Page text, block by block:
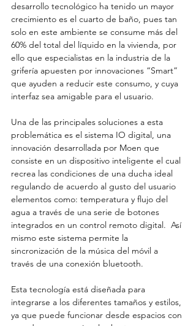
desarrollo tecnológico ha tenido un mayor
crecimiento es el cuarto de baño, pues tan
solo en este ambiente se consume más del
60% del total del líquido en la vivienda, por
ello que especialistas en la industria de la
grifería apuesten por innovaciones “Smart”
que ayuden a reducir este consumo, y cuya
interfaz sea amigable para el usuario.
Una de las principales soluciones a esta
problemática es el sistema IO digital, una
innovación desarrollada por Moen que
consiste en un dispositivo inteligente el cual
recrea las condiciones de una ducha ideal
regulando de acuerdo al gusto del usuario
elementos como: temperatura y flujo del
agua a través de una serie de botones
integrados en un control remoto digital.  Así
mismo este sistema permite la
sincronización de la música del móvil a
través de una conexión bluetooth.
Esta tecnología está diseñada para
integrarse a los diferentes tamaños y estilos,
ya que puede funcionar desde espacios con